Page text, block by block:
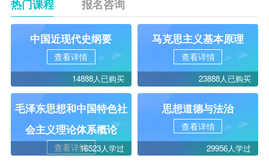
热门课程 报名咨询
中国近现代史纲要
查看详情
14888人已购买
马克思主义基本原理
查看详情
23888人已购买
毛泽东思想和中国特色社
会主义理论体系概论
查看详情16523人学过
思想道德与法治
查看详情
29956人学过